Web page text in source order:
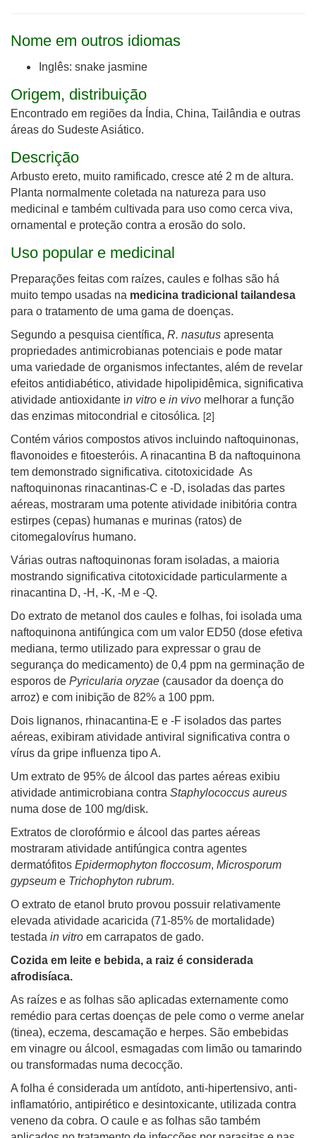
Nome em outros idiomas
Inglês: snake jasmine
Origem, distribuição
Encontrado em regiões da Índia, China, Tailândia e outras
áreas do Sudeste Asiático.
Descrição
Arbusto ereto, muito ramificado, cresce até 2 m de altura.
Planta normalmente coletada na natureza para uso
medicinal e também cultivada para uso como cerca viva,
ornamental e proteção contra a erosão do solo.
Uso popular e medicinal
Preparações feitas com raízes, caules e folhas são há
muito tempo usadas na medicina tradicional tailandesa
para o tratamento de uma gama de doenças.
Segundo a pesquisa científica, R. nasutus apresenta
propriedades antimicrobianas potenciais e pode matar
uma variedade de organismos infectantes, além de revelar
efeitos antidiabético, atividade hipolipidêmica, significativa
atividade antioxidante in vitro e in vivo melhorar a função
das enzimas mitocondrial e citosólica. [2]
Contém vários compostos ativos incluindo naftoquinonas,
flavonoides e fitoesteróis. A rinacantina B da naftoquinona
tem demonstrado significativa. citotoxicidade As
naftoquinonas rinacantinas-C e -D, isoladas das partes
aéreas, mostraram uma potente atividade inibitória contra
estirpes (cepas) humanas e murinas (ratos) de
citomegalovírus humano.
Várias outras naftoquinonas foram isoladas, a maioria
mostrando significativa citotoxicidade particularmente a
rinacantina D, -H, -K, -M e -Q.
Do extrato de metanol dos caules e folhas, foi isolada uma
naftoquinona antifúngica com um valor ED50 (dose efetiva
mediana, termo utilizado para expressar o grau de
segurança do medicamento) de 0,4 ppm na germinação de
esporos de Pyricularia oryzae (causador da doença do
arroz) e com inibição de 82% a 100 ppm.
Dois lignanos, rhinacantina-E e -F isolados das partes
aéreas, exibiram atividade antiviral significativa contra o
vírus da gripe influenza tipo A.
Um extrato de 95% de álcool das partes aéreas exibiu
atividade antimicrobiana contra Staphylococcus aureus
numa dose de 100 mg/disk.
Extratos de clorofórmio e álcool das partes aéreas
mostraram atividade antifúngica contra agentes
dermatófitos Epidermophyton floccosum, Microsporum
gypseum e Trichophyton rubrum.
O extrato de etanol bruto provou possuir relativamente
elevada atividade acaricida (71-85% de mortalidade)
testada in vitro em carrapatos de gado.
Cozida em leite e bebida, a raiz é considerada
afrodisíaca.
As raízes e as folhas são aplicadas externamente como
remédio para certas doenças de pele como o verme anelar
(tinea), eczema, descamação e herpes. São embebidas
em vinagre ou álcool, esmagadas com limão ou tamarindo
ou transformadas numa decocção.
A folha é considerada um antídoto, anti-hipertensivo, anti-
inflamatório, antipirético e desintoxicante, utilizada contra
veneno da cobra. O caule e as folhas são também